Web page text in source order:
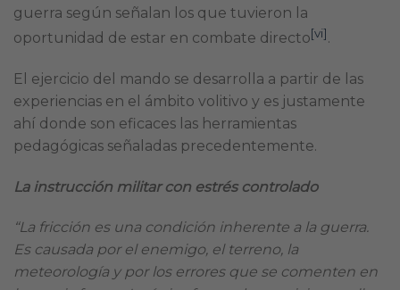
guerra según señalan los que tuvieron la
oportunidad de estar en combate directo[vi].
El ejercicio del mando se desarrolla a partir de las
experiencias en el ámbito volitivo y es justamente
ahí donde son eficaces las herramientas
pedagógicas señaladas precedentemente.
La instrucción militar con estrés controlado
“La fricción es una condición inherente a la guerra.
Es causada por el enemigo, el terreno, la
meteorología y por los errores que se comenten en